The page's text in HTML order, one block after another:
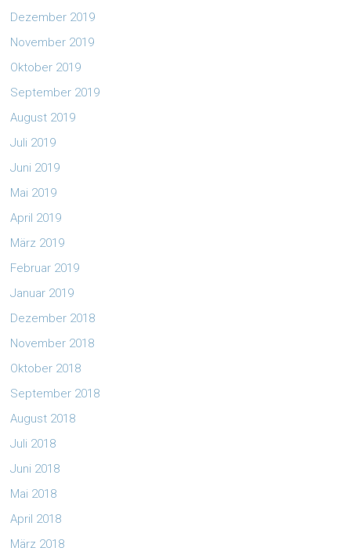
Dezember 2019
November 2019
Oktober 2019
September 2019
August 2019
Juli 2019
Juni 2019
Mai 2019
April 2019
März 2019
Februar 2019
Januar 2019
Dezember 2018
November 2018
Oktober 2018
September 2018
August 2018
Juli 2018
Juni 2018
Mai 2018
April 2018
März 2018